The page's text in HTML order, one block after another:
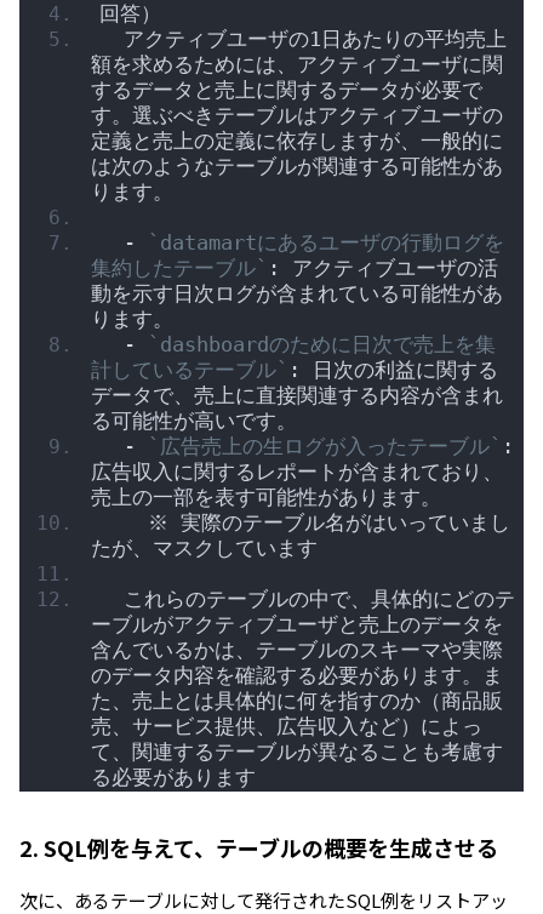
回答）
  アクティブユーザの1日あたりの平均売上
額を求めるためには、アクティブユーザに関
するデータと売上に関するデータが必要で
す。選ぶべきテーブルはアクティブユーザの
定義と売上の定義に依存しますが、一般的に
は次のようなテーブルが関連する可能性があ
ります。
  -
`datamartにあるユーザの行動ログを
集約したテーブル` : アクティブユーザの活
動を示す日次ログが含まれている可能性があ
ります。
  -
`dashboardのために日次で売上を集
計しているテーブル` : 日次の利益に関する
データで、売上に直接関連する内容が含まれ
る可能性が高いです。
  -
`広告売上の生ログが入ったテーブル` :
広告収入に関するレポートが含まれており、
売上の一部を表す可能性があります。
    ※ 実際のテーブル名がはいっていまし
たが、マスクしています
  これらのテーブルの中で、具体的にどのテ
ーブルがアクティブユーザと売上のデータを
含んでいるかは、テーブルのスキーマや実際
のデータ内容を確認する必要があります。ま
た、売上とは具体的に何を指すのか（商品販
売、サービス提供、広告収入など）によっ
て、関連するテーブルが異なることも考慮す
る必要があります
2. SQL例を与えて、テーブルの概要を生成させる
次に、あるテーブルに対して発行されたSQL例をリストアッ